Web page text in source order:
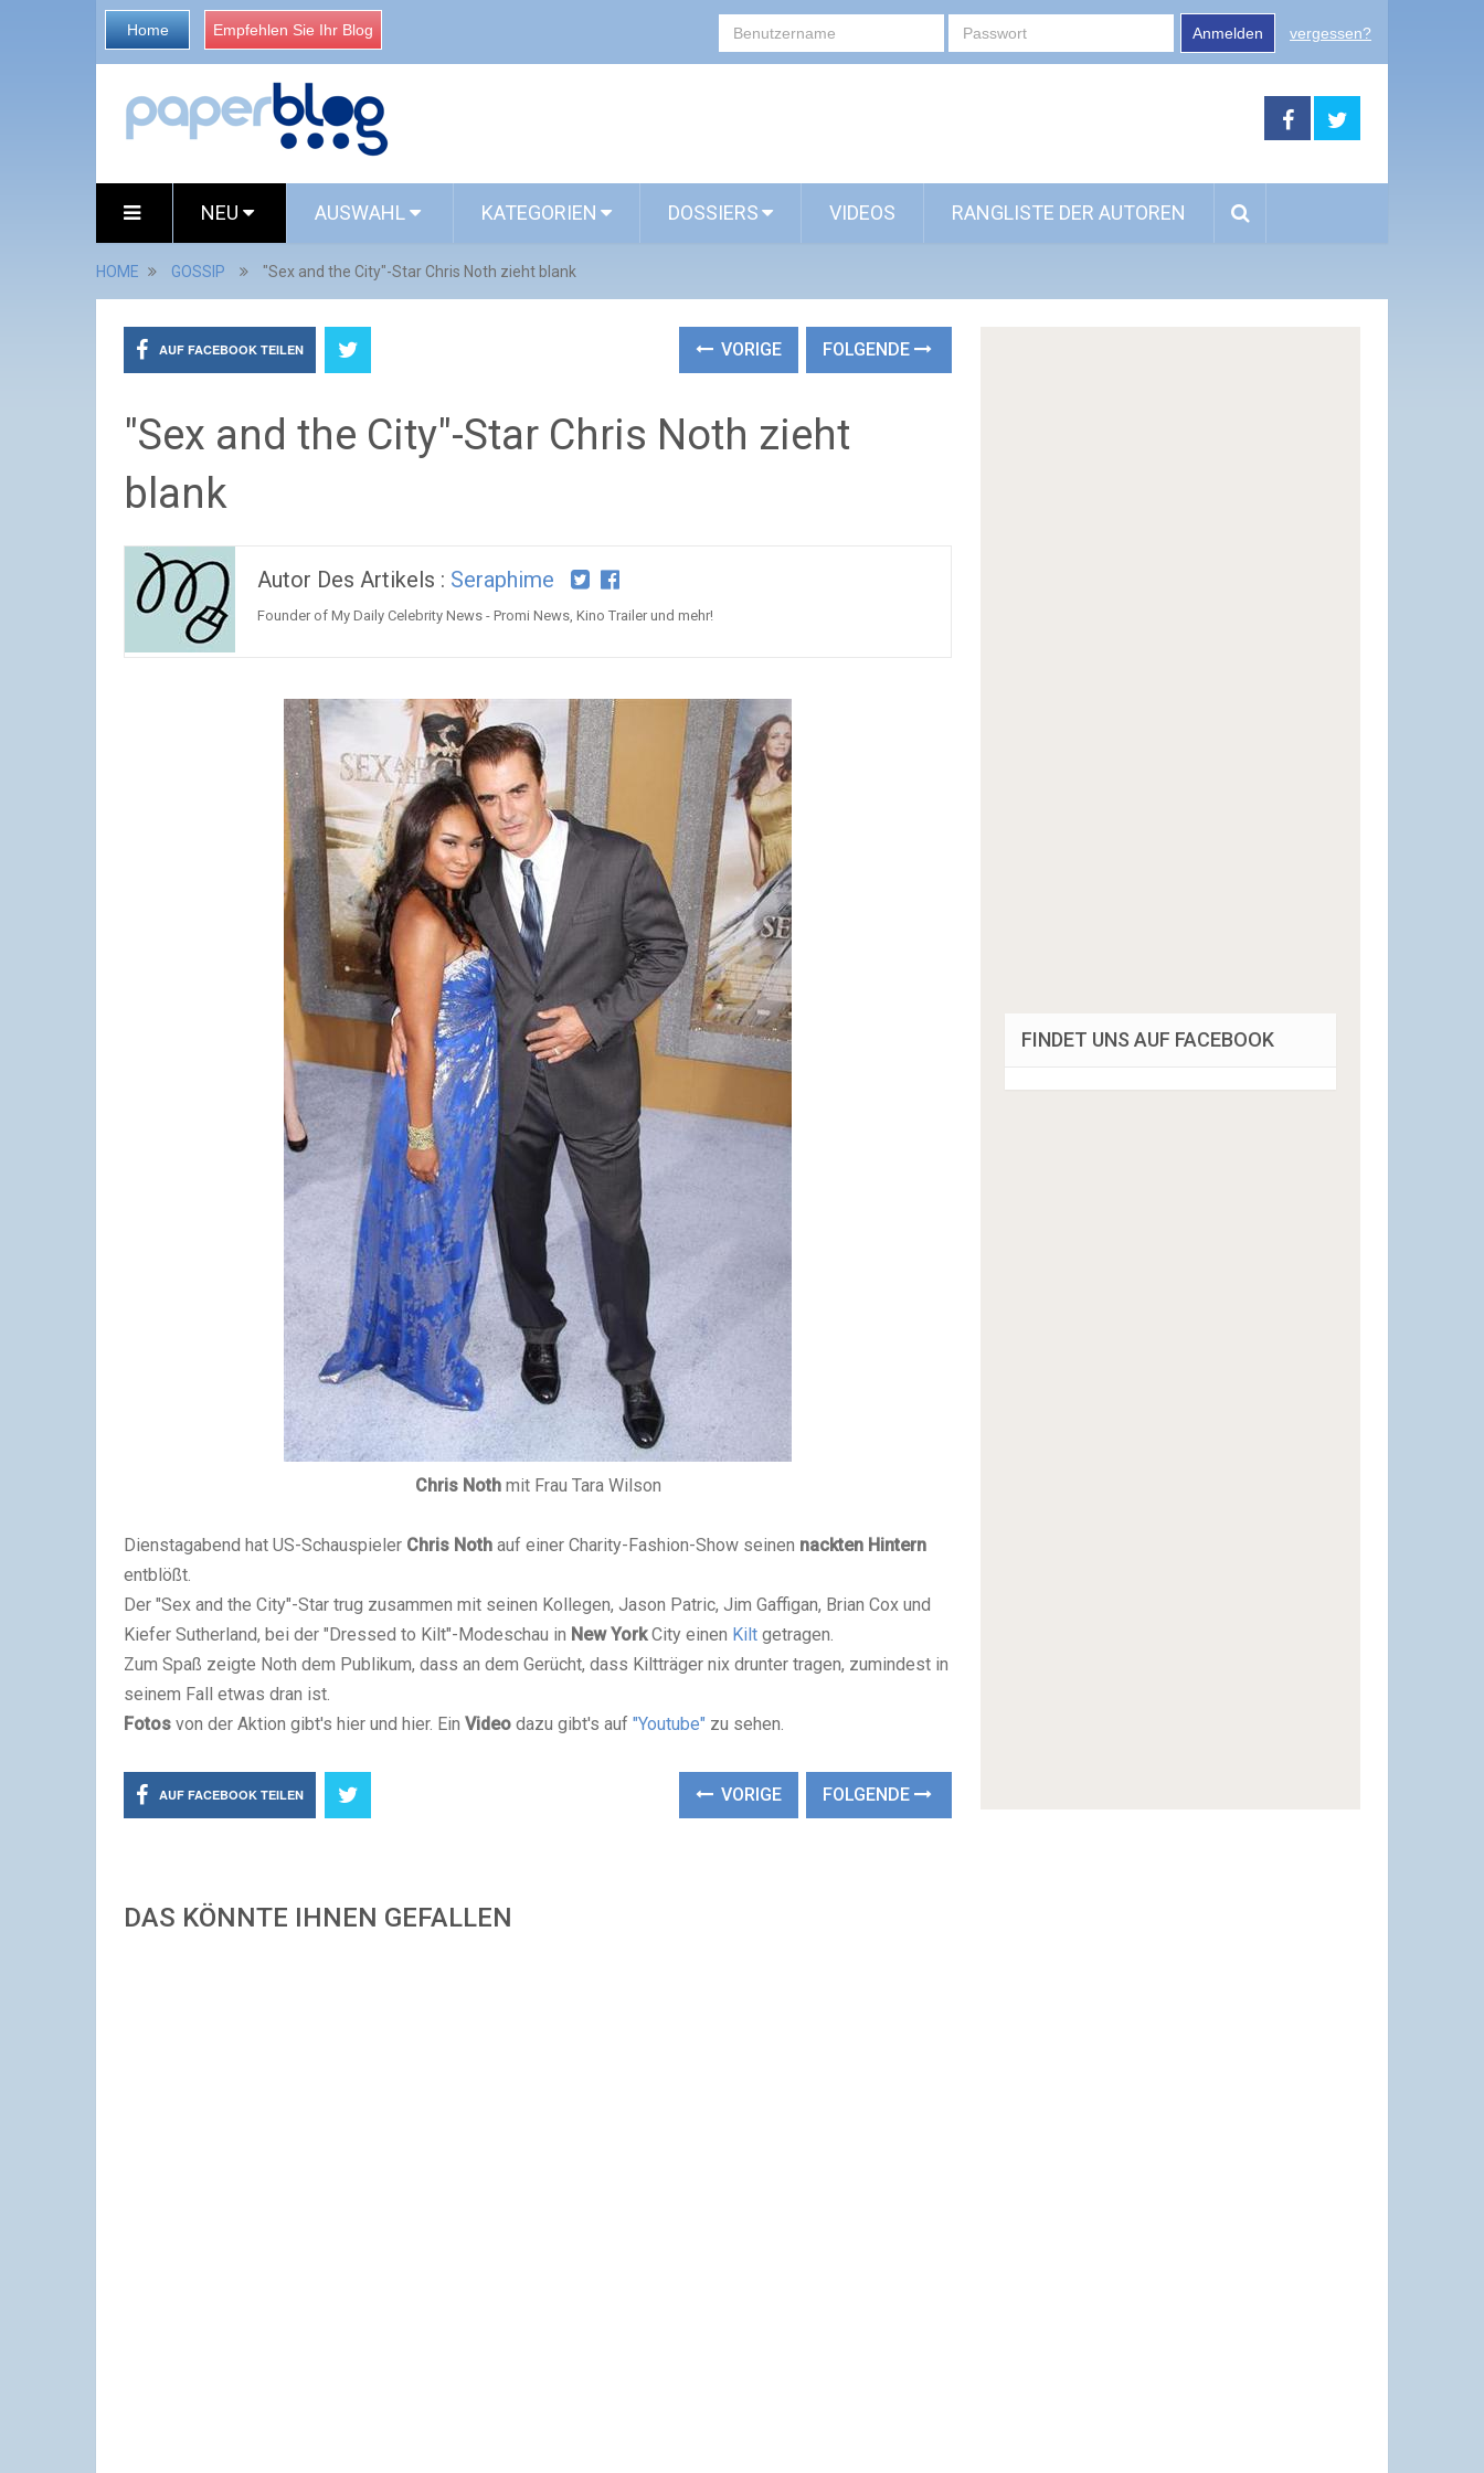
Home Empfehlen Sie Ihr Blog Anmelden vergessen?
NEU AUSWAHL KATEGORIEN DOSSIERS VIDEOS RANGLISTE DER AUTOREN
HOME GOSSIP "Sex and the City"-Star Chris Noth zieht blank
AUF FACEBOOK TEILEN VORIGE FOLGENDE
"Sex and the City"-Star Chris Noth zieht
blank
Autor Des Artikels : Seraphime
Founder of My Daily Celebrity News - Promi News, Kino Trailer und mehr!
Chris Nothmit Frau Tara Wilson
Dienstagabend hat US-Schauspieler Chris Noth auf einer Charity-Fashion-Show seinen nackten Hintern
entblößt.
Der "Sex and the City"-Star trug zusammen mit seinen Kollegen, Jason Patric, Jim Gaffigan, Brian Cox und
Kiefer Sutherland, bei der "Dressed to Kilt"-Modeschau in New YorkCity einen Kilt getragen.
Zum Spaß zeigte Noth dem Publikum, dass an dem Gerücht, dass Kiltträger nix drunter tragen, zumindest in
seinem Fall etwas dran ist.
Fotos von der Aktion gibt's hier und hier. Ein Video dazu gibt's auf "Youtube" zu sehen.
AUF FACEBOOK TEILEN VORIGE FOLGENDE
DAS KÖNNTE IHNEN GEFALLEN
FINDET UNS AUF FACEBOOK